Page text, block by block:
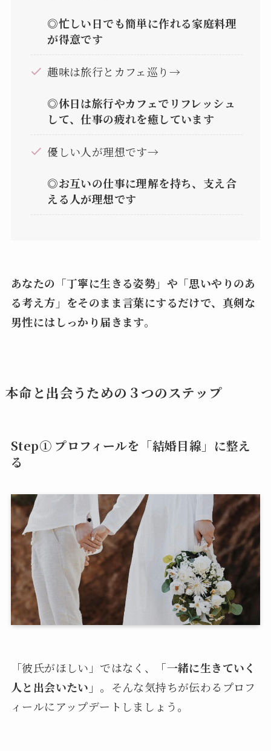
◎忙しい日でも簡単に作れる家庭料理
が得意です
趣味は旅行とカフェ巡り→
◎休日は旅行やカフェでリフレッシュ
して、仕事の疲れを癒しています
優しい人が理想です→
◎お互いの仕事に理解を持ち、支え合
える人が理想です
あなたの「丁寧に生きる姿勢」や「思いやりのあ
る考え方」をそのまま言葉にするだけで、真剣な
男性にはしっかり届きます。
本命と出会うための３つのステップ
Step① プロフィールを「結婚目線」に整え
る
「彼氏がほしい」ではなく、
「一緒に生きていく
人と出会いたい」 。そんな気持ちが伝わるプロフ
ィールにアップデートしましょう。